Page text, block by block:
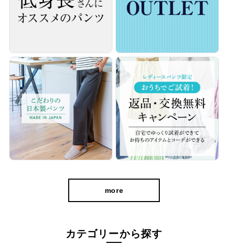
cafeからtabiまで、日常を上質に
自分に似合うものを知っている人、年齢を重ねるごとに輝く
more
カテゴリーから探す